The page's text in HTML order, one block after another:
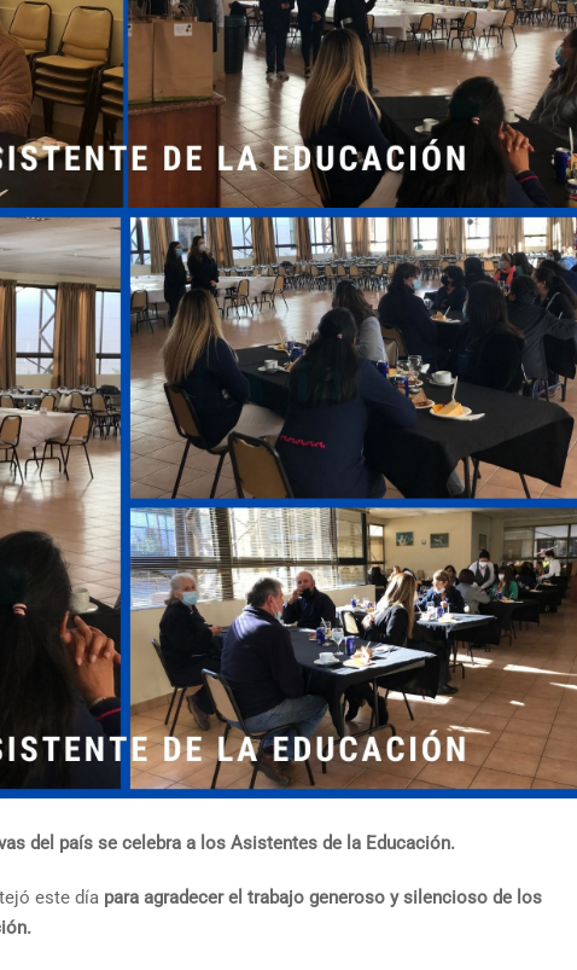
del país se celebra a los Asistentes de la Educación.
este día para agradecer el trabajo generoso y silencioso de los